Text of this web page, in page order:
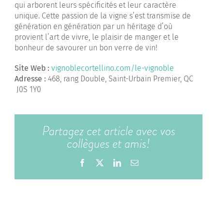
qui arborent leurs spécificités et leur caractère
unique. Cette passion de la vigne s’est transmise de
génération en génération par un héritage d’où
provient l’art de vivre, le plaisir de manger et le
bonheur de savourer un bon verre de vin!
Site Web : vignoblecortellino.com/le-vignoble
Adresse : 468, rang Double, Saint-Urbain Premier, QC
J0S 1Y0
Partagez cet article avec vos
collègues et amis!
Facebook LinkedInEmail